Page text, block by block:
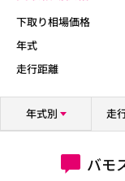
下取り相場価格
年式
走行距離
年式別 走
バモ